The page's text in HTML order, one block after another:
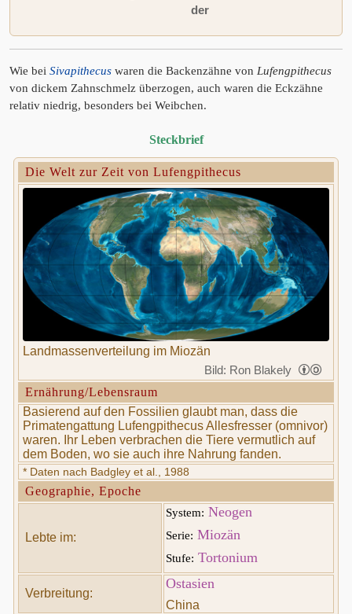
der
Wie bei Sivapithecus waren die Backenzähne von Lufengpithecus
von dickem Zahnschmelz überzogen, auch waren die Eckzähne
relativ niedrig, besonders bei Weibchen.
Steckbrief
Die Welt zur Zeit von Lufengpithecus
Landmassenverteilung im Miozän
Bild: Ron Blakely
Ernährung/Lebensraum
Basierend auf den Fossilien glaubt man, dass die
Primatengattung Lufengpithecus Allesfresser (omnivor)
waren. Ihr Leben verbrachen die Tiere vermutlich auf
dem Boden, wo sie auch ihre Nahrung fanden.
* Daten nach Badgley et al., 1988
Geographie, Epoche
Lebte im:
System: Neogen
Serie: Miozän
Stufe: Tortonium
Verbreitung:
Ostasien
China